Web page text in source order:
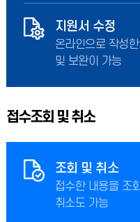
지원서 수정
온라인으로 작성
및 보완이 가능
접수조회 및 취소
조회 및 취소
접수한 내용을 조
취소도 가능